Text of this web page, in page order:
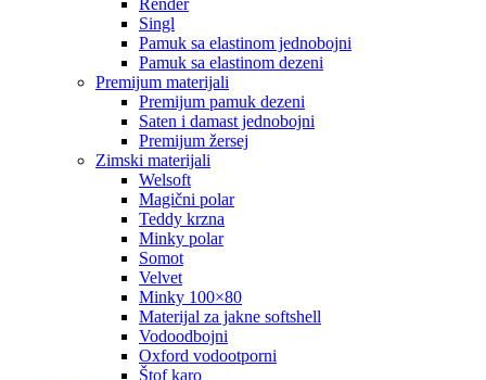
singl
pamuk sa elastinom jednobojni
pamuk sa elastinom dezeni
premijum materijali
premijum pamuk dezeni
saten i damast jednobojni
premijum žersej
zimski materijali
welsoft
magični polar
teddy krzna
minky polar
somot
velvet
minky 100×80
materijal za jakne softshell
vodoodbojni
oxford vodootporni
štof karo